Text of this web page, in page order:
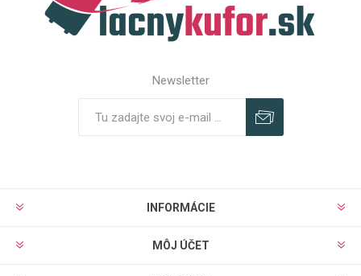
Newsletter
INFORMÁCIE
MÔJ ÚČET